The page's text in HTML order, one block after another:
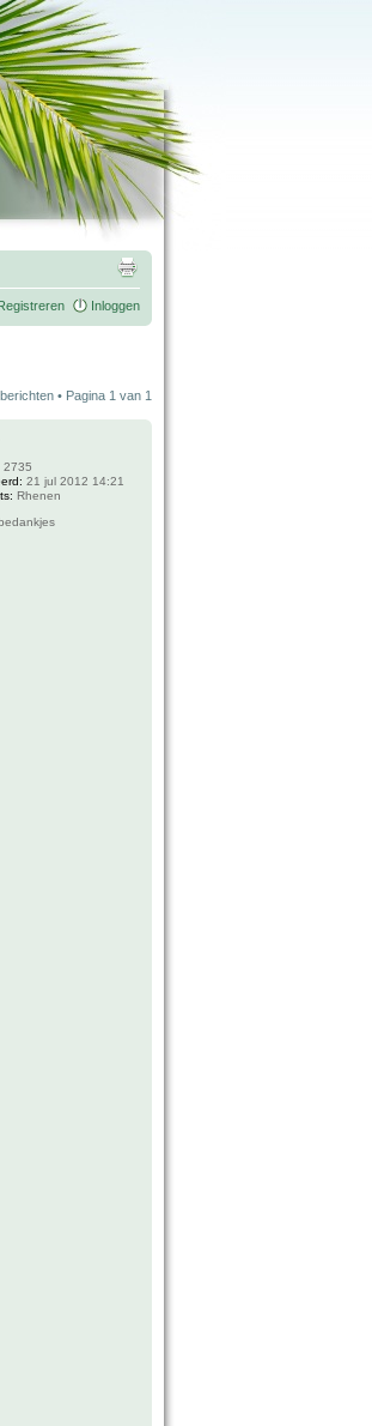
Inloggen
• Pagina 1 van 1
2735
21 jul 2012 14:21
Rhenen